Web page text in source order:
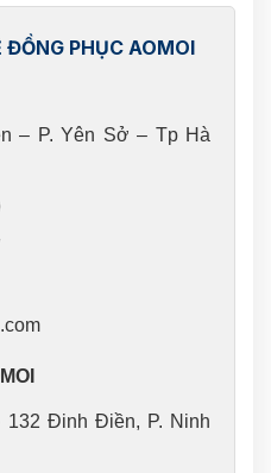
ĐỒNG PHỤC AOMOI
– P. Yên Sở – Tp Hà
132 Đinh Điền, P. Ninh